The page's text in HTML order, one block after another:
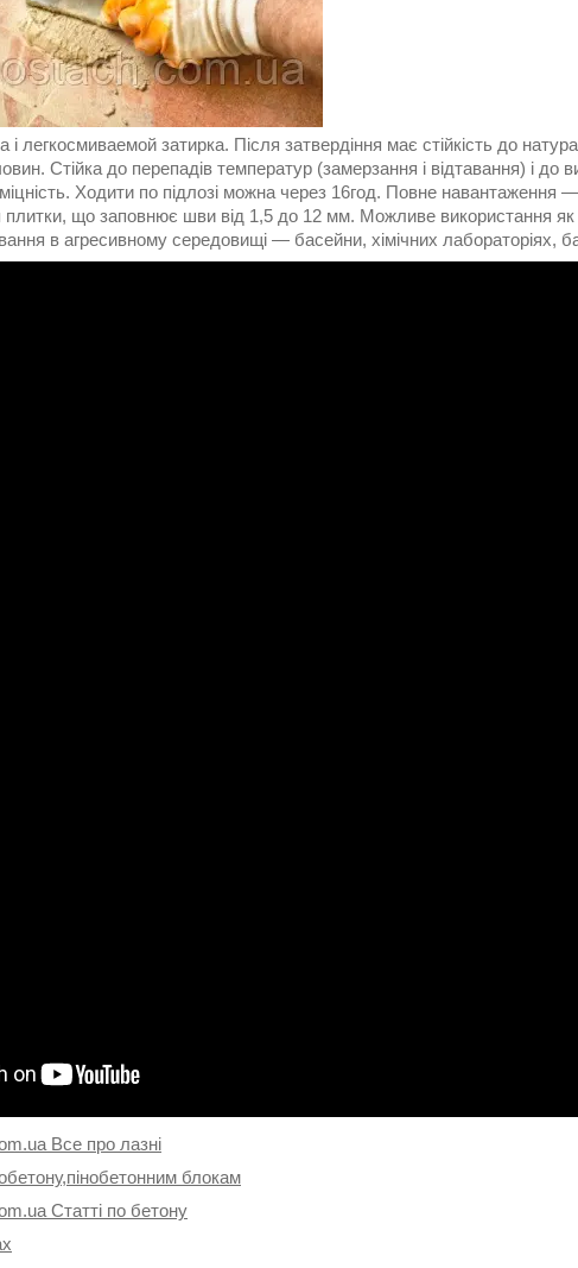
і легкосмиваемой затирка. Після затвердіння має стійкість до
Стійка до перепадів температур (замерзання і відтавання) і до
Ходити по підлозі можна через 16год. Повне навантаження
що заповнює шви від 1,5 до 12 мм. Можливе використання як
в агресивному середовищі ― басейни, хімічних лабораторіях,
Все про лазні
блокам
Статті по бетону